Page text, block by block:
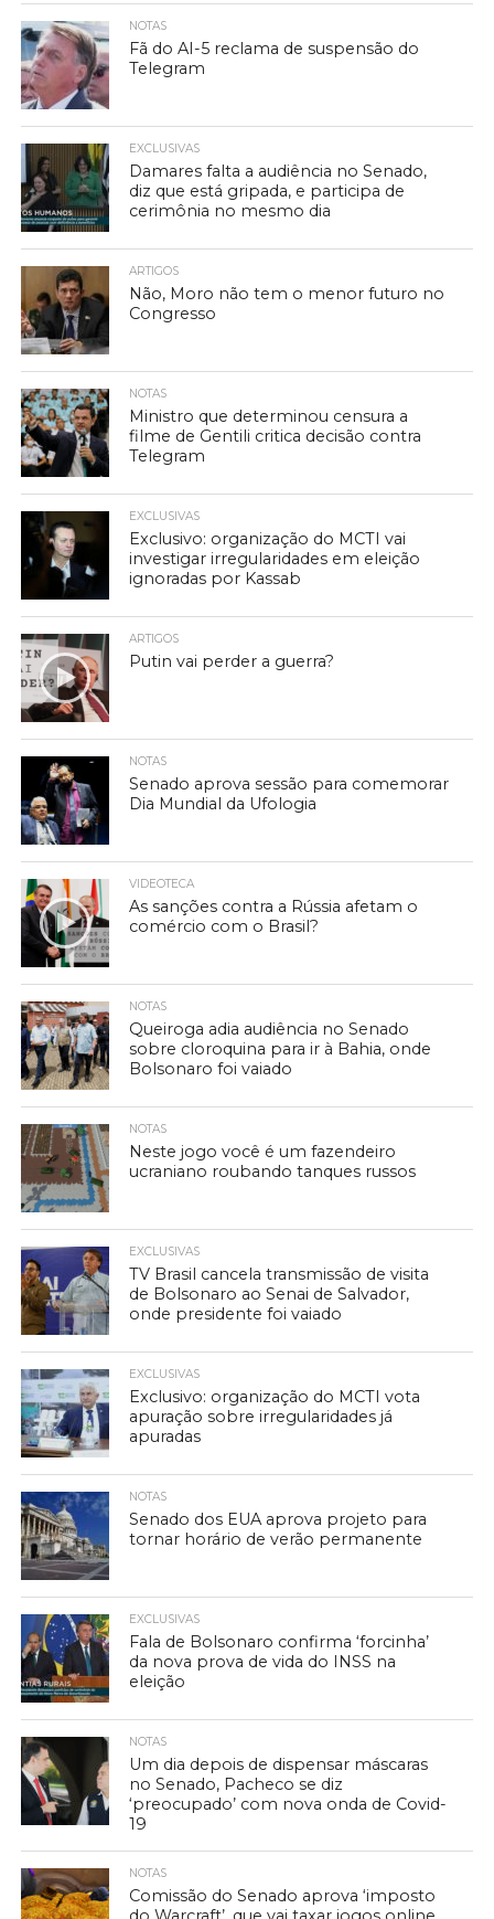
NOTAS
Fã do AI-5 reclama de suspensão do
Telegram
EXCLUSIVAS
Damares falta a audiência no Senado,
diz que está gripada, e participa de
cerimônia no mesmo dia
ARTIGOS
Não, Moro não tem o menor futuro no
Congresso
NOTAS
Ministro que determinou censura a
filme de Gentili critica decisão contra
Telegram
EXCLUSIVAS
Exclusivo: organização do MCTI vai
investigar irregularidades em eleição
ignoradas por Kassab
ARTIGOS
Putin vai perder a guerra?
NOTAS
Senado aprova sessão para comemorar
Dia Mundial da Ufologia
VIDEOTECA
As sanções contra a Rússia afetam o
comércio com o Brasil?
NOTAS
Queiroga adia audiência no Senado
sobre cloroquina para ir à Bahia, onde
Bolsonaro foi vaiado
NOTAS
Neste jogo você é um fazendeiro
ucraniano roubando tanques russos
EXCLUSIVAS
TV Brasil cancela transmissão de visita
de Bolsonaro ao Senai de Salvador,
onde presidente foi vaiado
EXCLUSIVAS
Exclusivo: organização do MCTI vota
apuração sobre irregularidades já
apuradas
NOTAS
Senado dos EUA aprova projeto para
tornar horário de verão permanente
EXCLUSIVAS
Fala de Bolsonaro confirma ‘forcinha’
da nova prova de vida do INSS na
eleição
NOTAS
Um dia depois de dispensar máscaras
no Senado, Pacheco se diz
‘preocupado’ com nova onda de Covid-
19
NOTAS
Comissão do Senado aprova ‘imposto